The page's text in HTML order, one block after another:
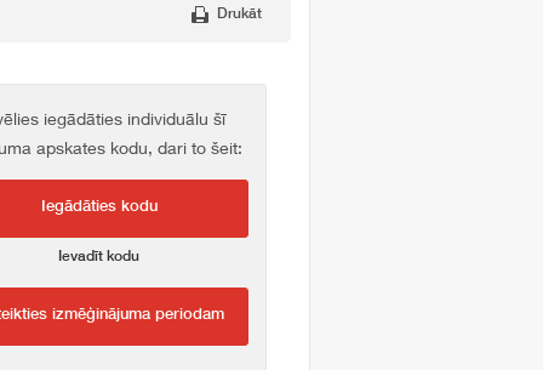
Drukāt
iegādāties individuālu šī
apskates kodu, dari to šeit:
Iegādāties kodu
Ievadīt kodu
izmēģinājuma periodam